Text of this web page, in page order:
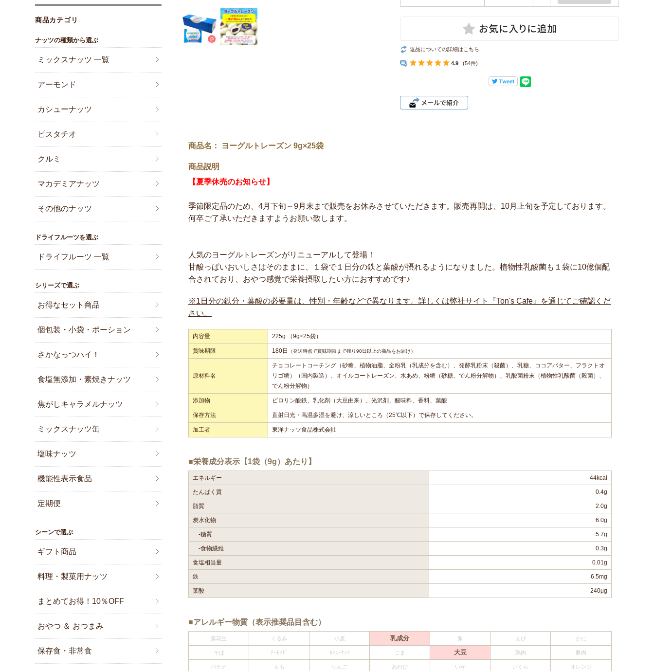
返品についての詳細はこちら
4.9 (54件)
商品名： ヨーグルトレーズン 9g×25袋
商品説明
【夏季休売のお知らせ】
季節限定品のため、4月下旬～9月末まで販売をお休みさせていただきます。販売再開は、10月上旬を予定しております。
何卒ご了承いただきますようお願い致します。
人気のヨーグルトレーズンがリニューアルして登場！
甘酸っぱいおいしさはそのままに、１袋で１日分の鉄と葉酸が摂れるようになりました。植物性乳酸菌も１袋に10億個配
合されており、おやつ感覚で栄養摂取したい方におすすめです♪
※1日分の鉄分・葉酸の必要量は、性別・年齢などで異なります。詳しくは弊社サイト『Ton's Cafe』を通じてご確認くだ
さい。
内容量 225g （9g×25袋）
賞味期限 180日 （発送時点で賞味期限まで残り90日以上の商品をお届け）
原材料名
チョコレートコーチング（砂糖、植物油脂、全粉乳（乳成分を含む）、発酵乳粉末（殺菌）、乳糖、ココアバター、フラクトオ
リゴ糖）（国内製造）、オイルコートレーズン、水あめ、粉糖（砂糖、でん粉分解物）、乳酸菌粉末（植物性乳酸菌（殺菌）、
でん粉分解物）
添加物 ピロリン酸鉄、乳化剤（大豆由来）、光沢剤、酸味料、香料、葉酸
保存方法 直射日光・高温多湿を避け、涼しいところ（25℃以下）で保存してください。
加工者 東洋ナッツ食品株式会社
■栄養成分表示【1袋（9g）あたり】
エネルギー 44kcal
たんぱく質 0.4g
脂質 2.0g
炭水化物 6.0g
-糖質 5.7g
-食物繊維 0.3g
食塩相当量 0.01g
鉄 6.5mg
葉酸 240μg
■アレルギー物質（表示推奨品目含む）
落花生 くるみ 小麦 乳成分 卵 えび かに
そば ｱｰﾓﾝﾄﾞ ｶｼｭｰﾅｯﾂ ごま 大豆 鶏肉 豚肉
バナナ もも りんご あわび いか いくら オレンジ
商品カテゴリ
ナッツの種類から選ぶ
ミックスナッツ 一覧
アーモンド
カシューナッツ
ピスタチオ
クルミ
マカデミアナッツ
その他のナッツ
ドライフルーツを選ぶ
ドライフルーツ 一覧
シリーズで選ぶ
お得なセット商品
個包装・小袋・ポーション
さかなっつハイ！
食塩無添加・素焼きナッツ
焦がしキャラメルナッツ
ミックスナッツ缶
塩味ナッツ
機能性表示食品
定期便
シーンで選ぶ
ギフト商品
料理・製菓用ナッツ
まとめてお得！10％OFF
おやつ ＆ おつまみ
保存食・非常食